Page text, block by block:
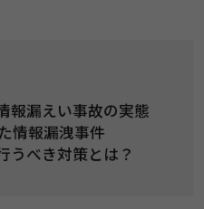
報漏えい事故の実態
情報漏洩事件
うべき対策とは？